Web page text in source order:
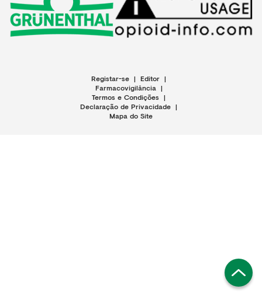
Registar-se | Editor |
Farmacovigilância |
Termos e Condições |
Declaração de Privacidade |
Mapa do Site